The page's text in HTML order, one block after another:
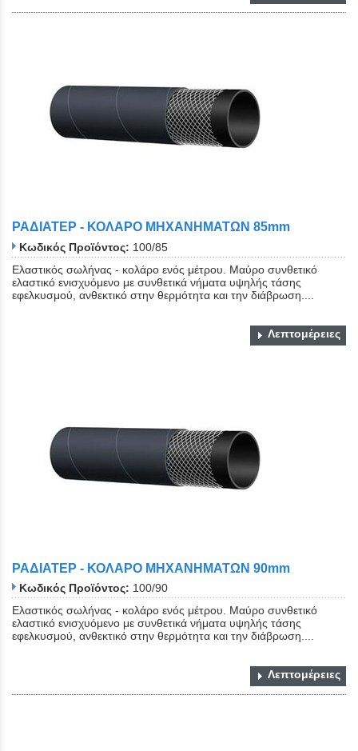
ΡΑΔΙΑΤΕΡ - ΚΟΛΑΡΟ ΜΗΧΑΝΗΜΑΤΩΝ 85mm
Κωδικός Προϊόντος: 100/85
Ελαστικός σωλήνας - κολάρο ενός μέτρου. Μαύρο συνθετικό
ελαστικό ενισχυόμενο με συνθετικά νήματα υψηλής τάσης
εφελκυσμού, ανθεκτικό στην θερμότητα και την διάβρωση....
Λεπτομέρειες
ΡΑΔΙΑΤΕΡ - ΚΟΛΑΡΟ ΜΗΧΑΝΗΜΑΤΩΝ 90mm
Κωδικός Προϊόντος: 100/90
Ελαστικός σωλήνας - κολάρο ενός μέτρου. Μαύρο συνθετικό
ελαστικό ενισχυόμενο με συνθετικά νήματα υψηλής τάσης
εφελκυσμού, ανθεκτικό στην θερμότητα και την διάβρωση....
Λεπτομέρειες